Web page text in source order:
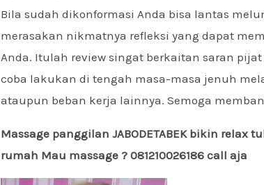
Bila sudah dikonformasi Anda bisa lantas
merasakan nikmatnya refleksi yang dapat
Anda. Itulah review singat berkaitan saran
coba lakukan di tengah masa-masa jenuh
ataupun beban kerja lainnya. Semoga
Massage panggilan JABODETABEK bikin relax
rumah Mau massage ? 081210026186 call aja